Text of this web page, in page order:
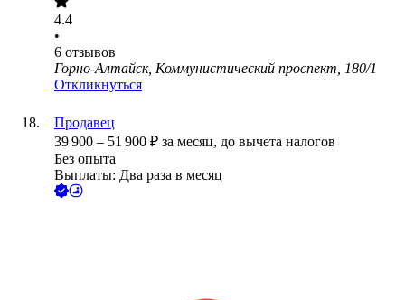
4.4
•
6 отзывов
Горно-Алтайск, Коммунистический проспект, 180/1
Откликнуться
Продавец
39 900 – 51 900 ₽ за месяц, до вычета налогов
Без опыта
Выплаты: Два раза в месяц